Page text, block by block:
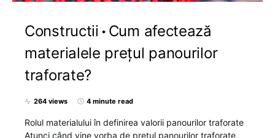
Constructii
Cum afectează
materialele prețul panourilor
traforate?
264 views 4 minute read
Rolul materialului în definirea valorii panourilor traforate
Atunci când vine vorba de prețul panourilor traforate,